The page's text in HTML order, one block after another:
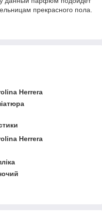
прекрасного пола.
Herrera
Herrera